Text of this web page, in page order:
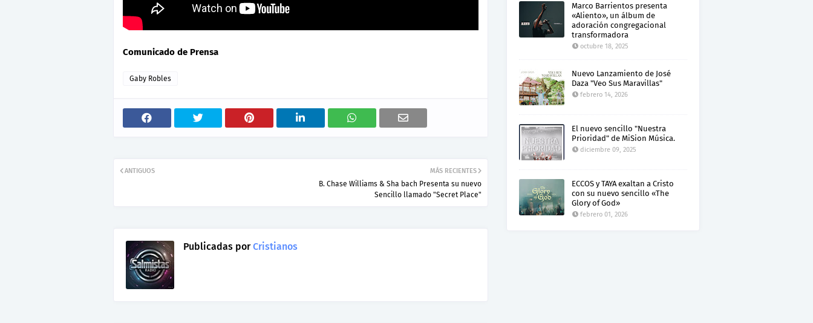
Comunicado de Prensa
Gaby Robles
MÁS RECIENTES
B. Chase Williams & Sha bach Presenta su nuevo
Sencillo llamado "Secret Place"
ANTIGUOS
Publicadas porCristianos
Marco Barrientos presenta
«Aliento», un álbum de
adoración congregacional
transformadora
octubre 18, 2025
Nuevo Lanzamiento de José
Daza "Veo Sus Maravillas"
febrero 14, 2026
El nuevo sencillo "Nuestra
Prioridad" de MiSion Música.
diciembre 09, 2025
ECCOS y TAYA exaltan a Cristo
con su nuevo sencillo «The
Glory of God»
febrero 01, 2026